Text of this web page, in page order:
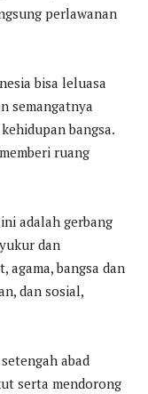
perlawanan
bisa leluasa
semangatnya
bangsa.
ruang
adalah gerbang
dan
agama, bangsa dan
dan sosial,
abad
serta mendorong